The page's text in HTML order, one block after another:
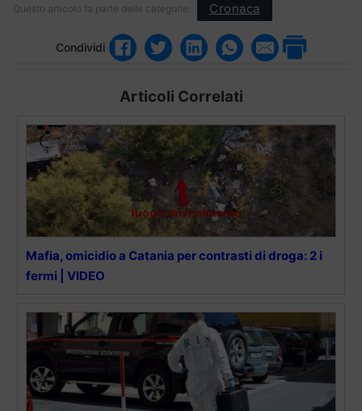
Questo articolo fa parte delle categorie: Cronaca
Condividi
Articoli Correlati
Mafia, omicidio a Catania per contrasti di droga: 2 i
fermi | VIDEO